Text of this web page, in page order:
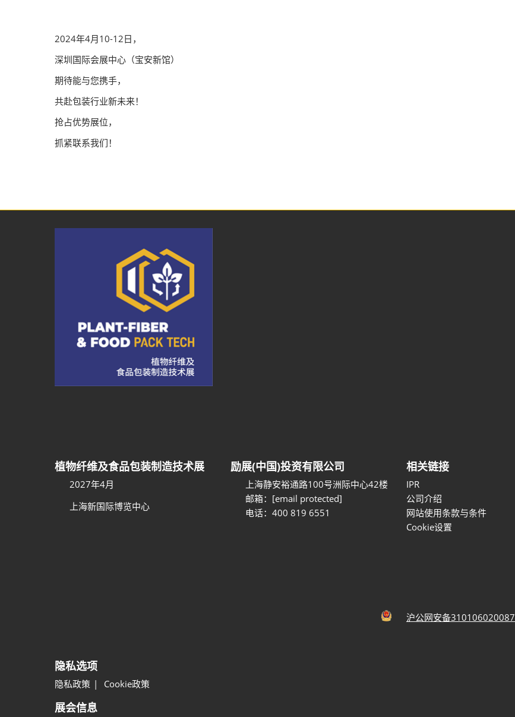
2024年4月10-12日，
深圳国际会展中心（宝安新馆）
期待能与您携手，
共赴包装行业新未来！
抢占优势展位，
抓紧联系我们！
植物纤维及食品包装制造技术展
2027年4月
上海新国际博览中心
励展(中国)投资有限公司
上海静安裕通路100号洲际中心42楼
邮箱： [email protected]
电话：400 819 6551
相关链接
IPR
公司介绍
网站使用条款与条件
Cookie设置
沪公网安备
隐私选项
隐私政策 Cookie政策
展会信息